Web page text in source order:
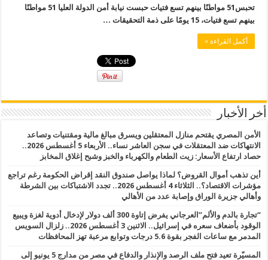
تحبس51 مواطنًا بينهم تسع فتيات حبست نيابة أمن الدولة العليا 51 مواطنًا
بينهم تسع فتيات، 15 يومًا على ذمة التحقيقات …
أكمل القراءة »
أخر الأخبار
الأمن المصري يقتحم منازل المعتقلين ويسرق مبالغ مالية ومقتنيات وتصاعد
الانتهاكات ضد المعتقلات في سجن العاشر نساء.. الأربعاء 5 أغسطس 2026..
حصاد ارتفاع الأسعار: زيت الطعام والكهرباء والخبز وشبح إغلاق المخابز
أين تذهب أموال القروض؟ لماذا يواصل صندوق النقد إقراض الحكومة رغم تراجع
مؤشرات الاقتصاد؟.. الثلاثاء 4 أغسطس 2026.. تجدد الاشتباكات بين الشرطة
وأهالي جزيرة الوراق وإصابة عدد من الأهالي
“تجارة بالدم والألم”العرجاني يفرض إتاوة 300 ألف دولار لإدخال أدوية لغزة ويبيع
الوقود بأضعاف سعره في إسرائيل.. الاثنين 3 أغسطس 2026.. زلزال السويس
المدمر مع ساعات الفجر بقوة 5.6 درجات وتوابع مرعبة تهز المحافظات
المسيّرة تعيد فتح ملف الرصد والإنذار والدفاع في مصر من مدارج 5 يونيو إلى